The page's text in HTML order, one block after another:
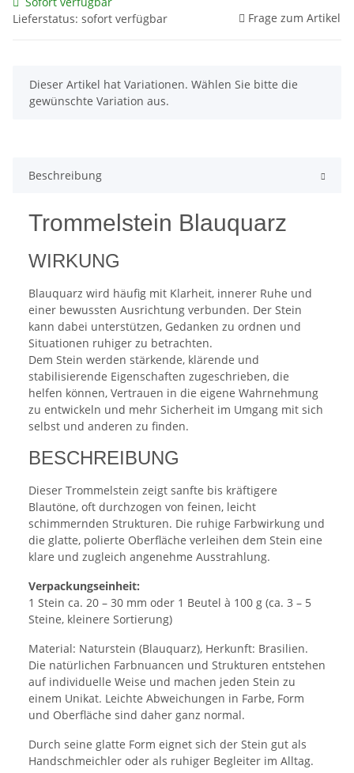
Lieferstatus: sofort verfügbar
Frage zum Artikel
x
Dieser Artikel hat Variationen. Wählen Sie bitte die
gewünschte Variation aus.
Beschreibung
Trommelstein Blauquarz
WIRKUNG
Blauquarz wird häufig mit Klarheit, innerer Ruhe und
einer bewussten Ausrichtung verbunden. Der Stein
kann dabei unterstützen, Gedanken zu ordnen und
Situationen ruhiger zu betrachten.
Dem Stein werden stärkende, klärende und
stabilisierende Eigenschaften zugeschrieben, die
helfen können, Vertrauen in die eigene Wahrnehmung
zu entwickeln und mehr Sicherheit im Umgang mit sich
selbst und anderen zu finden.
BESCHREIBUNG
Dieser Trommelstein zeigt sanfte bis kräftigere
Blautöne, oft durchzogen von feinen, leicht
schimmernden Strukturen. Die ruhige Farbwirkung und
die glatte, polierte Oberfläche verleihen dem Stein eine
klare und zugleich angenehme Ausstrahlung.
Verpackungseinheit:
1 Stein ca. 20 – 30 mm oder 1 Beutel à 100 g (ca. 3 – 5
Steine, kleinere Sortierung)
Material: Naturstein (Blauquarz), Herkunft: Brasilien.
Die natürlichen Farbnuancen und Strukturen entstehen
auf individuelle Weise und machen jeden Stein zu
einem Unikat. Leichte Abweichungen in Farbe, Form
und Oberfläche sind daher ganz normal.
Durch seine glatte Form eignet sich der Stein gut als
Handschmeichler oder als ruhiger Begleiter im Alltag.